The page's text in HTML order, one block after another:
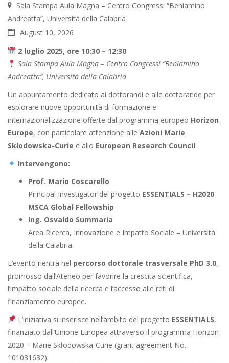
Sala Stampa Aula Magna – Centro Congressi “Beniamino
Andreatta”, Università della Calabria
August 10, 2026
2 luglio 2025, ore 10:30 – 12:30
Sala Stampa Aula Magna – Centro Congressi “Beniamino
Andreatta”, Università della Calabria
Un appuntamento dedicato ai dottorandi e alle dottorande per
esplorare nuove opportunità di formazione e
internazionalizzazione offerte dal programma europeo Horizon
Europe, con particolare attenzione alle Azioni Marie
Skłodowska-Curie e allo European Research Council.
Intervengono:
Prof. Mario Coscarello
Principal Investigator del progetto ESSENTIALS – H2020
MSCA Global Fellowship
Ing. Osvaldo Summaria
Area Ricerca, Innovazione e Impatto Sociale – Università
della Calabria
L’evento rientra nel percorso dottorale trasversale PhD 3.0,
promosso dall’Ateneo per favorire la crescita scientifica,
l’impatto sociale della ricerca e l’accesso alle reti di
finanziamento europee.
L’iniziativa si inserisce nell’ambito del progetto ESSENTIALS,
finanziato dall’Unione Europea attraverso il programma Horizon
2020 – Marie Skłodowska-Curie (grant agreement No.
101031632).